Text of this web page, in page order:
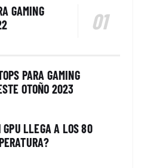
GAMING
PARA GAMING
OTOÑO 2023
LLEGA A LOS 80